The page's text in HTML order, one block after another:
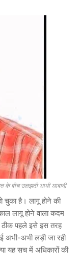
के बीच उलझती आधी आबादी
चुका है। लागू होने की
लागू होने वाला कदम
ठीक पहले इसे इस तरह
अभी-अभी लड़ी जा रही
यह सच में अधिकारों की